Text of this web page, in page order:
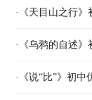
·《天目山之行
·《乌鸦的自述
·《说“比”》初中